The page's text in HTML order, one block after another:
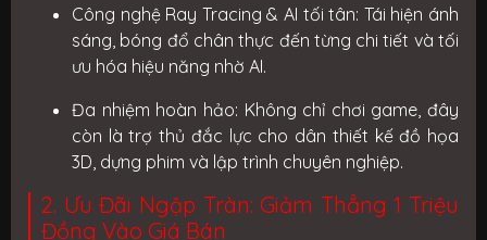
Công nghệ Ray Tracing & AI tối tân: Tái hiện ánh
sáng, bóng đổ chân thực đến từng chi tiết và tối
ưu hóa hiệu năng nhờ AI.
Đa nhiệm hoàn hảo: Không chỉ chơi game, đây
còn là trợ thủ đắc lực cho dân thiết kế đồ họa
3D, dựng phim và lập trình chuyên nghiệp.
2. Ưu Đãi Ngập Tràn: Giảm Thẳng 1 Triệu
Đồng Vào Giá Bán